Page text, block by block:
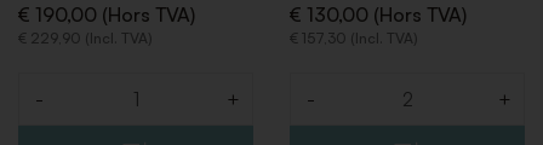
€ 190,00 (Hors TVA)
€ 229,90 (Incl. TVA)
- +
€ 130,00 (Hors TVA)
€ 157,30 (Incl. TVA)
- +